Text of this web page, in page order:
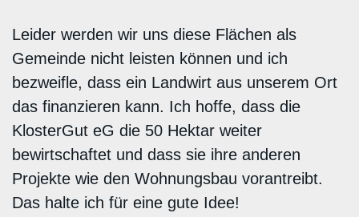
Leider werden wir uns diese Flächen als
Gemeinde nicht leisten können und ich
bezweifle, dass ein Landwirt aus unserem Ort
das finanzieren kann. Ich hoffe, dass die
KlosterGut eG die 50 Hektar weiter
bewirtschaftet und dass sie ihre anderen
Projekte wie den Wohnungsbau vorantreibt.
Das halte ich für eine gute Idee!